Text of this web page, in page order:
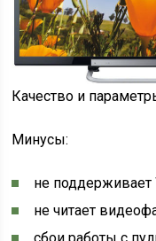
Качество и
Минусы:
не поддерживает
не читает
сбои работы с